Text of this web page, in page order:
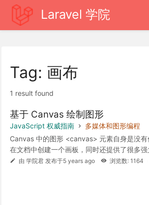
Laravel 学院
Tag: 画布
1 result found
基于 Canvas 绘制图形
JavaScript 权威指南
多媒体和图形编程
Canvas 中的图形 <canvas> 元素自身是没
在文档中创建一个画板，同时还提供了很多强
由 学院君 发布于5 years ago 浏览数: 1164